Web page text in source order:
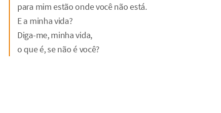
para mim estão onde você não está.
E a minha vida?
Diga-me, minha vida,
o que é, se não é você?